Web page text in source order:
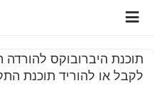
תוכנת היברובוקס להורדה
לקבל או להוריד תוכנת